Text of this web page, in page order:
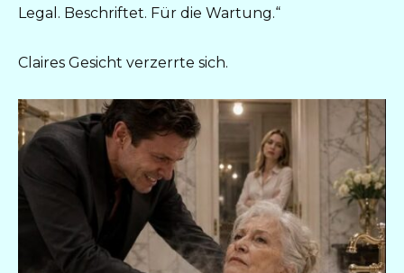
Legal. Beschriftet. Für die Wartung.“
Claires Gesicht verzerrte sich.